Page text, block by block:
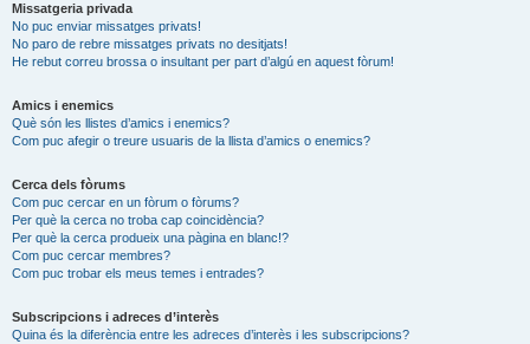
Missatgeria privada
No puc enviar missatges privats!
No paro de rebre missatges privats no desitjats!
He rebut correu brossa o insultant per part d’algú en aquest fòrum!
Amics i enemics
Què són les llistes d’amics i enemics?
Com puc afegir o treure usuaris de la llista d’amics o enemics?
Cerca dels fòrums
Com puc cercar en un fòrum o fòrums?
Per què la cerca no troba cap coincidència?
Per què la cerca produeix una pàgina en blanc!?
Com puc cercar membres?
Com puc trobar els meus temes i entrades?
Subscripcions i adreces d’interès
Quina és la diferència entre les adreces d’interès i les subscripcions?